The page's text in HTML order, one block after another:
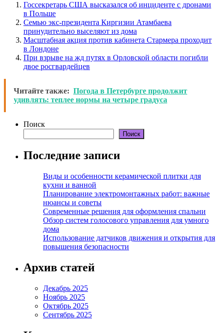
Госсекретарь США высказался об инциденте с дронами
в Польше
Семью экс-президента Киргизии Атамбаева
принудительно выселяют из дома
Масштабная акция против кабинета Стармера проходит
в Лондоне
При взрыве на жд путях в Орловской области погибли
двое росгвардейцев
Читайте также: Погода в Петербурге продолжит
удивлять: теплее нормы на четыре градуса
Поиск
Поиск
Последние записи
Виды и особенности керамической плитки для
кухни и ванной
Планирование электромонтажных работ: важные
нюансы и советы
Современные решения для оформления спальни
Обзор систем голосового управления для умного
дома
Использование датчиков движения и открытия для
повышения безопасности
Архив статей
Декабрь 2025
Ноябрь 2025
Октябрь 2025
Сентябрь 2025